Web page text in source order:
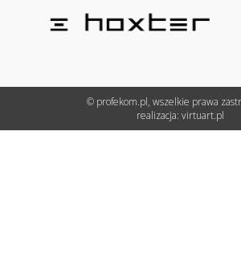
© profekom.pl, wszelkie prawa
realizacja: virtuart.pl